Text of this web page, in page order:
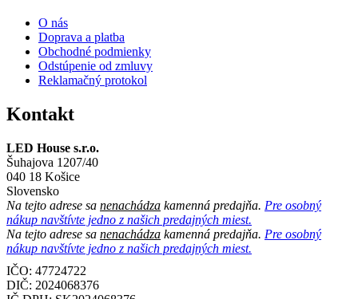
O nás
Doprava a platba
Obchodné podmienky
Odstúpenie od zmluvy
Reklamačný protokol
Kontakt
LED House s.r.o.
Šuhajova 1207/40
040 18 Košice
Slovensko
Na tejto adrese sa nenachádza kamenná predajňa. Pre osobný
nákup navštívte jedno z našich predajných miest.
Na tejto adrese sa nenachádza kamenná predajňa. Pre osobný
nákup navštívte jedno z našich predajných miest.
IČO: 47724722
DIČ: 2024068376